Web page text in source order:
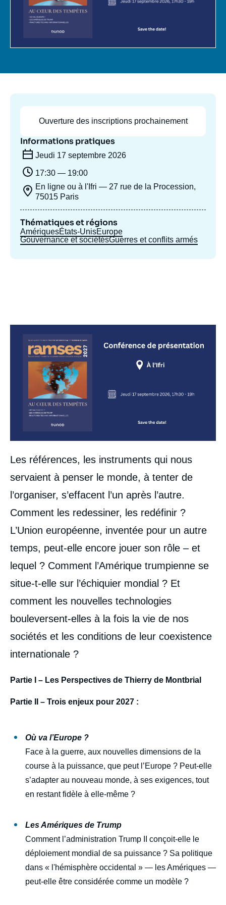
Se connecter
Nous soutenir
Informations pratiques
Jeudi 17 septembre 2026
17:30 — 19:00
En ligne ou à l'Ifri — 27 rue de la Procession,
75015 Paris
Thématiques et régions
AmériquesÉtats-UnisEurope
Gouvernance et sociétésGuerres et conflits armés
Ouverture des inscriptions prochainement
Les références, les instruments qui nous
servaient à penser le monde, à tenter de
l’organiser, s’effacent l’un après l’autre.
Comment les redessiner, les redéfinir ?
L’Union européenne, inventée pour un autre
temps, peut-elle encore jouer son rôle – et
lequel ? Comment l’Amérique trumpienne se
situe-t-elle sur l’échiquier mondial ? Et
comment les nouvelles technologies
bouleversent-elles à la fois la vie de nos
sociétés et les conditions de leur coexistence
internationale ?
body
Partie I – Les Perspectives de Thierry de Montbrial
Partie II – Trois enjeux pour 2027 :
Où va l’Europe ?
Face à la guerre, aux nouvelles dimensions de la
course à la puissance, que peut l’Europe ? Peut-elle
s’adapter au nouveau monde, à ses exigences, tout
en restant fidèle à elle-même ?
Les Amériques de Trump
Comment l’administration Trump II conçoit-elle le
déploiement mondial de sa puissance ? Sa politique
dans « l'hémisphère occidental » — les Amériques —
peut-elle être considérée comme un modèle ?